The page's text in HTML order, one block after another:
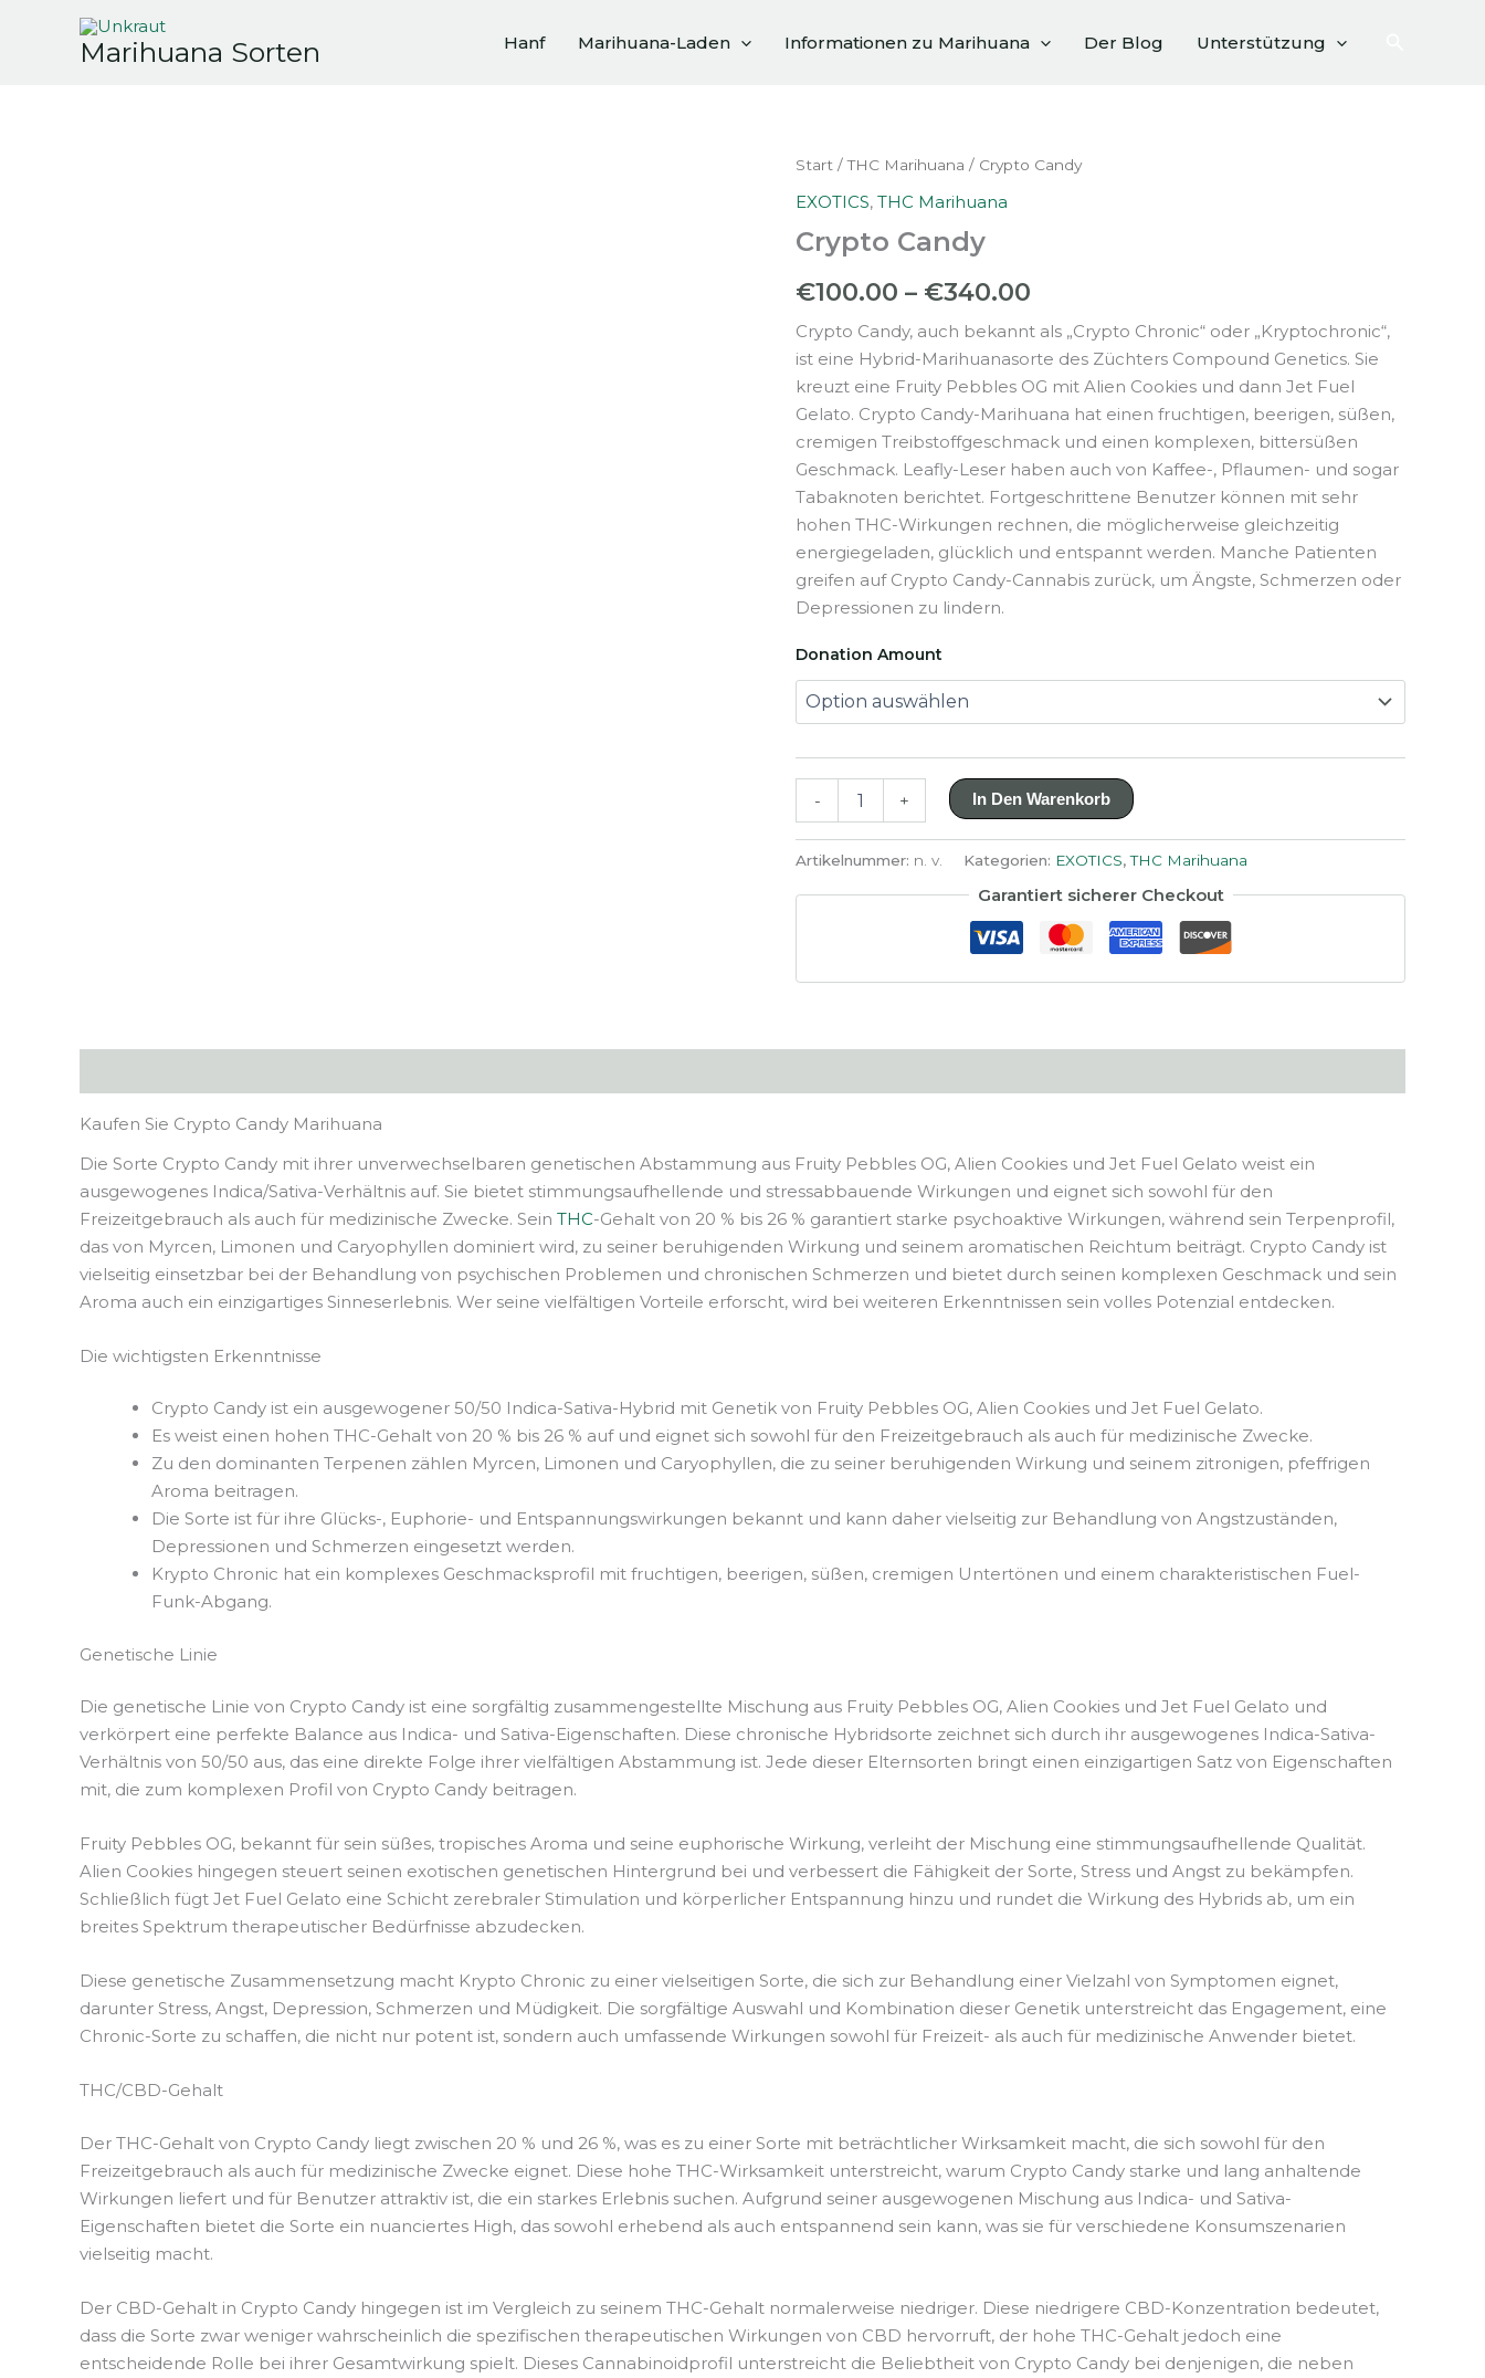
Marihuana Sorten Hanf Marihuana-Laden Informationen zu Marihuana Der Blog Unterstützung
Start /THC Marihuana / Crypto Candy
EXOTICS, THC Marihuana
Crypto Candy
€100.00 – €340.00
€100.00
bis
€340.00
Crypto Candy, auch bekannt als „Crypto Chronic“ oder „Kryptochronic“,
ist eine Hybrid-Marihuanasorte des Züchters Compound Genetics. Sie
kreuzt eine Fruity Pebbles OG mit Alien Cookies und dann Jet Fuel
Gelato. Crypto Candy-Marihuana hat einen fruchtigen, beerigen, süßen,
cremigen Treibstoffgeschmack und einen komplexen, bittersüßen
Geschmack. Leafly-Leser haben auch von Kaffee-, Pflaumen- und sogar
Tabaknoten berichtet. Fortgeschrittene Benutzer können mit sehr
hohen THC-Wirkungen rechnen, die möglicherweise gleichzeitig
energiegeladen, glücklich und entspannt werden. Manche Patienten
greifen auf Crypto Candy-Cannabis zurück, um Ängste, Schmerzen oder
Depressionen zu lindern.
Donation Amount
- + In Den Warenkorb
Artikelnummer: n. v. Kategorien: EXOTICS,THC Marihuana
Garantiert sicherer Checkout
Kaufen Sie Crypto Candy Marihuana
Die Sorte Crypto Candy mit ihrer unverwechselbaren genetischen Abstammung aus Fruity Pebbles OG, Alien Cookies und Jet Fuel Gelato weist ein
ausgewogenes Indica/Sativa-Verhältnis auf. Sie bietet stimmungsaufhellende und stressabbauende Wirkungen und eignet sich sowohl für den
Freizeitgebrauch als auch für medizinische Zwecke. Sein THC-Gehalt von 20 % bis 26 % garantiert starke psychoaktive Wirkungen, während sein Terpenprofil,
das von Myrcen, Limonen und Caryophyllen dominiert wird, zu seiner beruhigenden Wirkung und seinem aromatischen Reichtum beiträgt. Crypto Candy ist
vielseitig einsetzbar bei der Behandlung von psychischen Problemen und chronischen Schmerzen und bietet durch seinen komplexen Geschmack und sein
Aroma auch ein einzigartiges Sinneserlebnis. Wer seine vielfältigen Vorteile erforscht, wird bei weiteren Erkenntnissen sein volles Potenzial entdecken.
Die wichtigsten Erkenntnisse
Crypto Candy ist ein ausgewogener 50/50 Indica-Sativa-Hybrid mit Genetik von Fruity Pebbles OG, Alien Cookies und Jet Fuel Gelato.
Es weist einen hohen THC-Gehalt von 20 % bis 26 % auf und eignet sich sowohl für den Freizeitgebrauch als auch für medizinische Zwecke.
Zu den dominanten Terpenen zählen Myrcen, Limonen und Caryophyllen, die zu seiner beruhigenden Wirkung und seinem zitronigen, pfeffrigen
Aroma beitragen.
Die Sorte ist für ihre Glücks-, Euphorie- und Entspannungswirkungen bekannt und kann daher vielseitig zur Behandlung von Angstzuständen,
Depressionen und Schmerzen eingesetzt werden.
Krypto Chronic hat ein komplexes Geschmacksprofil mit fruchtigen, beerigen, süßen, cremigen Untertönen und einem charakteristischen Fuel-
Funk-Abgang.
Genetische Linie
Die genetische Linie von Crypto Candy ist eine sorgfältig zusammengestellte Mischung aus Fruity Pebbles OG, Alien Cookies und Jet Fuel Gelato und
verkörpert eine perfekte Balance aus Indica- und Sativa-Eigenschaften. Diese chronische Hybridsorte zeichnet sich durch ihr ausgewogenes Indica-Sativa-
Verhältnis von 50/50 aus, das eine direkte Folge ihrer vielfältigen Abstammung ist. Jede dieser Elternsorten bringt einen einzigartigen Satz von Eigenschaften
mit, die zum komplexen Profil von Crypto Candy beitragen.
Fruity Pebbles OG, bekannt für sein süßes, tropisches Aroma und seine euphorische Wirkung, verleiht der Mischung eine stimmungsaufhellende Qualität.
Alien Cookies hingegen steuert seinen exotischen genetischen Hintergrund bei und verbessert die Fähigkeit der Sorte, Stress und Angst zu bekämpfen.
Schließlich fügt Jet Fuel Gelato eine Schicht zerebraler Stimulation und körperlicher Entspannung hinzu und rundet die Wirkung des Hybrids ab, um ein
breites Spektrum therapeutischer Bedürfnisse abzudecken.
Diese genetische Zusammensetzung macht Krypto Chronic zu einer vielseitigen Sorte, die sich zur Behandlung einer Vielzahl von Symptomen eignet,
darunter Stress, Angst, Depression, Schmerzen und Müdigkeit. Die sorgfältige Auswahl und Kombination dieser Genetik unterstreicht das Engagement, eine
Chronic-Sorte zu schaffen, die nicht nur potent ist, sondern auch umfassende Wirkungen sowohl für Freizeit- als auch für medizinische Anwender bietet.
THC/CBD-Gehalt
Der THC-Gehalt von Crypto Candy liegt zwischen 20 % und 26 %, was es zu einer Sorte mit beträchtlicher Wirksamkeit macht, die sich sowohl für den
Freizeitgebrauch als auch für medizinische Zwecke eignet. Diese hohe THC-Wirksamkeit unterstreicht, warum Crypto Candy starke und lang anhaltende
Wirkungen liefert und für Benutzer attraktiv ist, die ein starkes Erlebnis suchen. Aufgrund seiner ausgewogenen Mischung aus Indica- und Sativa-
Eigenschaften bietet die Sorte ein nuanciertes High, das sowohl erhebend als auch entspannend sein kann, was sie für verschiedene Konsumszenarien
vielseitig macht.
Der CBD-Gehalt in Crypto Candy hingegen ist im Vergleich zu seinem THC-Gehalt normalerweise niedriger. Diese niedrigere CBD-Konzentration bedeutet,
dass die Sorte zwar weniger wahrscheinlich die spezifischen therapeutischen Wirkungen von CBD hervorruft, der hohe THC-Gehalt jedoch eine
entscheidende Rolle bei ihrer Gesamtwirkung spielt. Dieses Cannabinoidprofil unterstreicht die Beliebtheit von Crypto Candy bei denjenigen, die neben